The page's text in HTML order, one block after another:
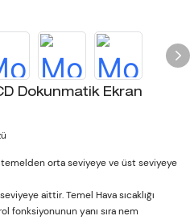
Dokunmatik Ekran
orta seviyeye ve üst seviyeye
aittir. Temel Hava sıcaklığı
fonksiyonunun yanı sıra nem